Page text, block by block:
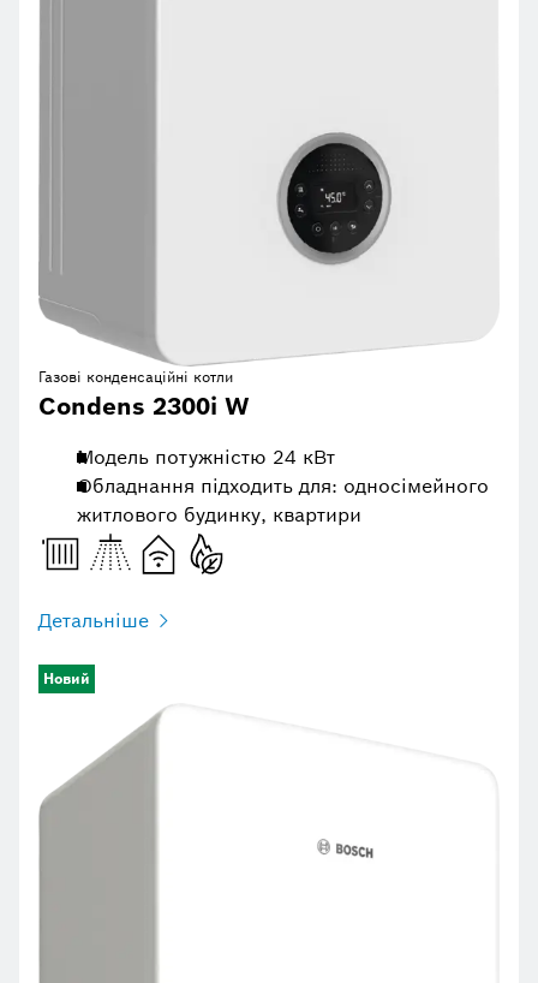
Газові конденсаційні котли
Condens 2300i W
Модель потужністю 24 кВт
Обладнання підходить для: односімейного
житлового будинку, квартири
Детальніше
Новий